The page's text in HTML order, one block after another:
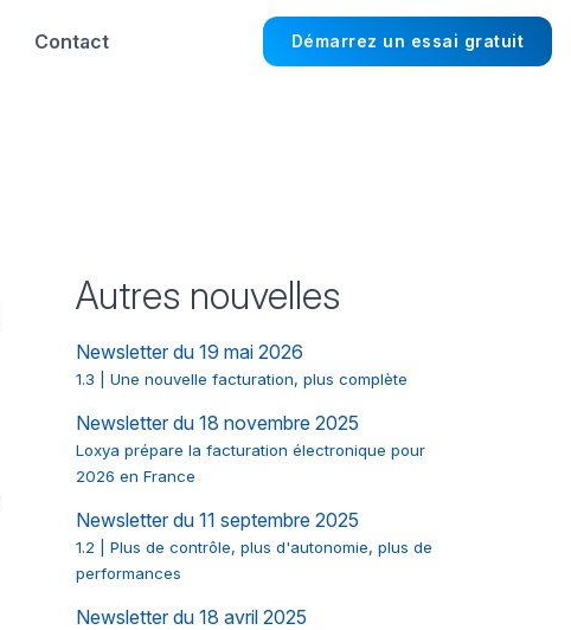
Contact Démarrez un essai gratuit
Autres nouvelles
Newsletter du 19 mai 2026
1.3 | Une nouvelle facturation, plus complète
Newsletter du 18 novembre 2025
Loxya prépare la facturation électronique pour
2026 en France
Newsletter du 11 septembre 2025
1.2 | Plus de contrôle, plus d'autonomie, plus de
performances
Newsletter du 18 avril 2025